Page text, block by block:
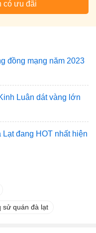
có ưu đãi
đồng mạng năm 2023
Luân dát vàng lớn
đang HOT nhất hiện
sử quán đà lạt